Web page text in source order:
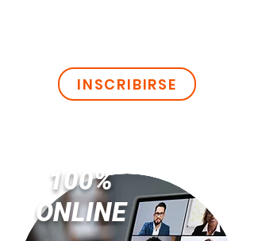
INSCRIBIRSE
100%
ONLINE